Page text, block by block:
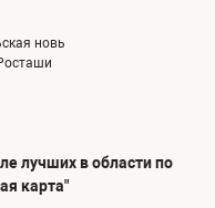
новь
лучших в области по
карта"